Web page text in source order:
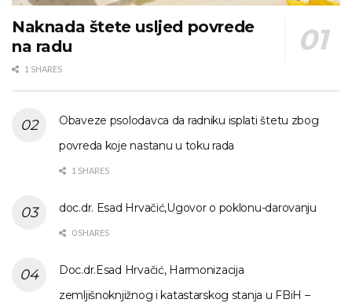
Naknada štete usljed povrede
na radu
1 SHARES
Obaveze psolodavca da radniku isplati štetu zbog
povreda koje nastanu u toku rada
1 SHARES
doc.dr. Esad Hrvačić,Ugovor o poklonu-darovanju
0 SHARES
Doc.dr.Esad Hrvačić, Harmonizacija
zemljišnoknjižnog i katastarskog stanja u FBiH –